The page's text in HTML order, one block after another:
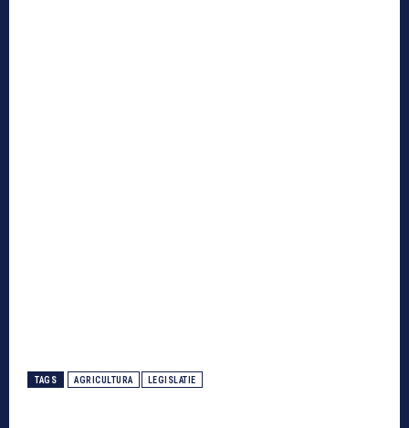
TAGS AGRICULTURA LEGISLATIE